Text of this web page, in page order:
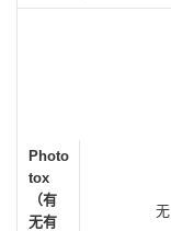
Photo
tox
（有
无有
无